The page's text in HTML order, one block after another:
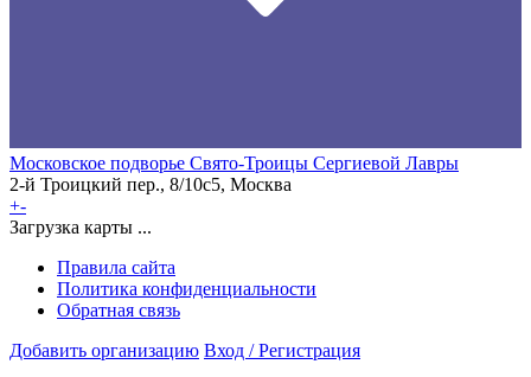
Московское подворье Свято-Троицы Сергиевой Лавры
2-й Троицкий пер., 8/10с5, Москва
+-
Загрузка карты ...
Правила сайта
Политика конфиденциальности
Обратная связь
Добавить организацию Вход / Регистрация